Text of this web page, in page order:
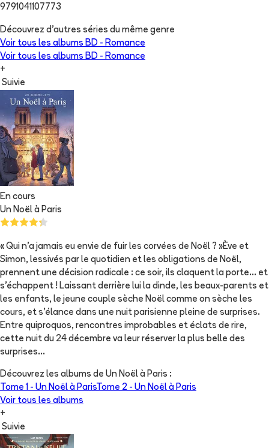
9791041107773
Découvrez d'autres séries du même genre
Voir tous les albums BD - Romance
Voir tous les albums BD - Romance
+
Suivie
En cours
Un Noël à Paris
« Qui n’a jamais eu envie de fuir les corvées de Noël ? »Ève et
Simon, lessivés par le quotidien et les obligations de Noël,
prennent une décision radicale : ce soir, ils claquent la porte… et
s’échappent ! Laissant derrière lui la dinde, les beaux-parents et
les enfants, le jeune couple sèche Noël comme on sèche les
cours, et s’élance dans une nuit parisienne pleine de surprises.
Entre quiproquos, rencontres improbables et éclats de rire,
cette nuit du 24 décembre va leur réserver la plus belle des
surprises…
Découvrez les albums de Un Noël à Paris :
Tome 1 - Un Noël à ParisTome 2 - Un Noël à Paris
Voir tous les albums
+
Suivie